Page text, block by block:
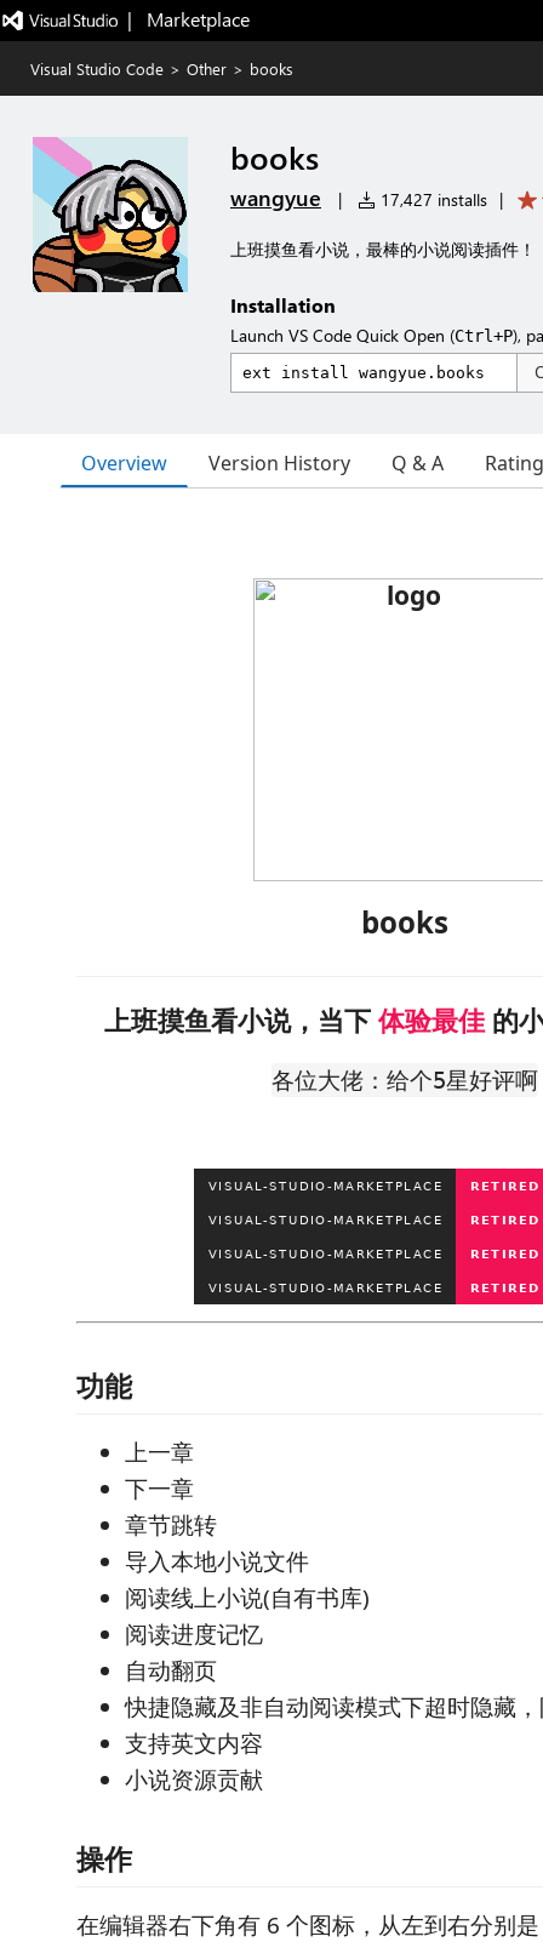
|   Marketplace
Visual Studio Code > Other > books
books
wangyue | 17,427 installs |
上班摸鱼看小说，最棒的小说阅读插件！
Installation
Launch VS Code Quick Open (Ctrl+P),
Overview Version History Q & A
books
上班摸鱼看小说，当下体验最佳的
各位大佬：给个5星好评啊
功能
上一章
下一章
章节跳转
导入本地小说文件
阅读线上小说(自有书库)
阅读进度记忆
自动翻页
快捷隐藏及非自动阅读模式下超时隐藏
支持英文内容
小说资源贡献
操作
在编辑器右下角有 6 个图标，从左到右分别